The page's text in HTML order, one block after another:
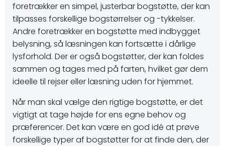
foretrækker en simpel, justerbar bogstøtte, der kan
tilpasses forskellige bogstørrelser og -tykkelser.
Andre foretrækker en bogstøtte med indbygget
belysning, så læsningen kan fortsætte i dårlige
lysforhold. Der er også bogstøtter, der kan foldes
sammen og tages med på farten, hvilket gør dem
ideelle til rejser eller læsning uden for hjemmet.
Når man skal vælge den rigtige bogstøtte, er det
vigtigt at tage højde for ens egne behov og
præferencer. Det kan være en god idé at prøve
forskellige typer af bogstøtter for at finde den, der